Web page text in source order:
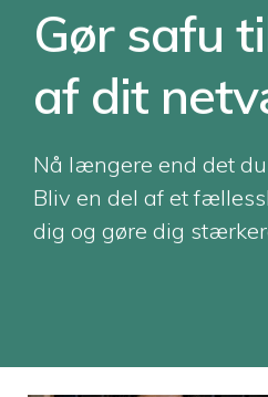
Gør safu
af dit
Nå længere end det
Bliv en del af et
dig og gøre dig